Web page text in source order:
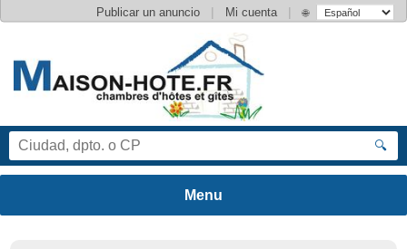
Publicar un anuncio | Mi cuenta | 🌐
🔍